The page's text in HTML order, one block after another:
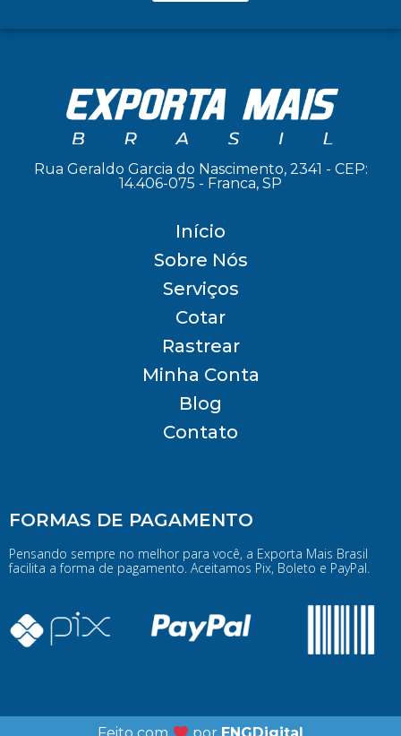
Rua Geraldo Garcia do Nascimento, 2341 - CEP:
14.406-075 - Franca, SP
Início
Sobre Nós
Serviços
Cotar
Rastrear
Minha Conta
Blog
Contato
FORMAS DE PAGAMENTO
Pensando sempre no melhor para você, a Exporta Mais Brasil
facilita a forma de pagamento. Aceitamos Pix, Boleto e PayPal.